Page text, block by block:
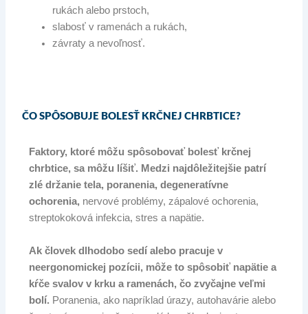
rukách alebo prstoch,
slabosť v ramenách a rukách,
závraty a nevoľnosť.
ČO SPÔSOBUJE BOLESŤ KRČNEJ CHRBTICE?
Faktory, ktoré môžu spôsobovať bolesť krčnej
chrbtice, sa môžu líšiť. Medzi najdôležitejšie patrí
zlé držanie tela, poranenia, degeneratívne
ochorenia, nervové problémy, zápalové ochorenia,
streptokoková infekcia, stres a napätie.
Ak človek dlhodobo sedí alebo pracuje v
neergonomickej pozícii, môže to spôsobiť napätie a
kŕče svalov v krku a ramenách, čo zvyčajne veľmi
bolí. Poranenia, ako napríklad úrazy, autohavárie alebo